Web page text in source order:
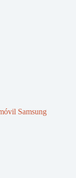
Samsung